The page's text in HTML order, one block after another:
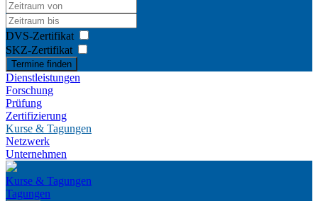
DVS-Zertifikat
SKZ-Zertifikat
Termine finden
Dienstleistungen
Forschung
Prüfung
Zertifizierung
Kurse & Tagungen
Netzwerk
Unternehmen
Kurse & Tagungen
Tagungen